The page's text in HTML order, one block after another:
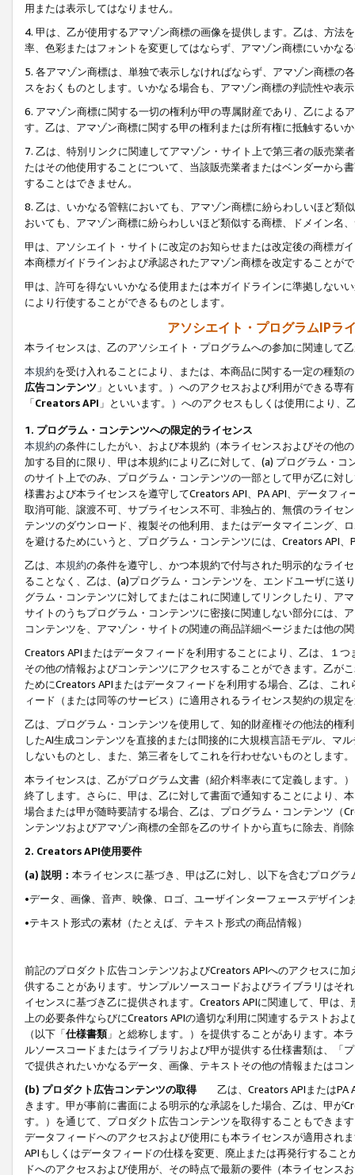
用または表示してはなりません。
4. 甲は、乙が使用するアマゾン商標の画像を提供します。乙は、方
率、色彩またはフォントを変更してはならず、アマゾン商標にいかな
5. 各アマゾン商標は、単独で表示しなければならず、アマゾン商標
スをおくものとします。いかなる場合も、アマゾン商標の判読性や表
6. アマゾン商標に関する一切の権利が甲の専属財産であり、乙による
す。乙は、アマゾン商標に関する甲の権利または所有権に抵触するい
7. 乙は、特別リンクに関連してアマゾン・サイト上で第三者の販売
たはその他使用することについて、当該販売業者またはベンダーから
することはできません。
8. 乙は、いかなる管轄においても、アマゾン商標に紛らわしいほど類
おいても、アマゾン商標に紛らわしいほど類似する商標、ドメイン名
甲は、アソシエイト・サイトに改定のお知らせまたは改定後の商標ガ
本商標ガイドラインおよび承認されたアマゾン商標を改定することが
甲は、許可を得ないいかなる使用または本ガイドラインに準拠しない
により行使することができるものとします。
アソシエイト・プログラムIPラ
本ライセンスは、乙のアソシエイト・プログラムへの参加に関連して
本規約を受け入れることにより、または、本商品に関する一定の種類
広告コンテンツ 」といいます。）へのアクセスおよび利用ができる専
「Creators API 」といいます。）へのアクセスもしくは使用により
1. プログラム・コンテンツへの限定的ライセンス
本規約の条件にしたがい、および本規約（本ライセンスおよびその他
加する目的に限り、甲は本規約により乙に対して、(a) プログラム・
のサイト上でのみ、プログラム・コンテンツの一部として甲が乙に対
様書および本ライセンスを遵守してCreators API、PA API、データフ
取消可能、譲渡不可、サブライセンス不可、非独占的、無償のライセ
テンツのダウンロード、複製その他利用、またはデータマイニング、
を避けるためにいうと、プログラム・コンテンツには、Creators API
乙は、 本規約の条件を遵守し、かつ本規約で付与された明示的なライ
ることなく、乙は、(a)プログラム・コンテンツを、エンドユーザに
グラム・コンテンツに対してまたはこれに関連してリンクしたり、ア
サイトのうちプログラム・コンテンツに密接に関連しない部分には、
コンテンツを、アマゾン・サイトの関連の商品詳細ページまたは他の
Creators APIまたはデータフィードを利用することにより、乙は、１
その他の情報およびコンテンツにアクセスすることができます。乙が
ためにCreators APIまたはデータフィードを利用する場合、乙は、こ
ィード（または同等のサービス）に適用されるライセンス契約の規定
乙は、プログラム・コンテンツを使用して、知的財産権その他法的権
したAI生成コンテンツを直接的または間接的に大規模言語モデル、マ
しないものとし、また、第三者をしてこれを行わせないものとします。
本ライセンスは、乙がプログラム文書（紹介料率表にて定義します。
終了します。さらに、甲は、乙に対して書面で通知することにより、
場合または甲が随時要請する場合、乙は、プログラム・コンテンツ（
ンテンツおよびアマゾン商標の全部を乙のサイトから直ちに除去、削
2. Creators API使用要件
(a) 説明： 本ライセンスに基づき、甲は乙に対し、以下を含むプログ
•データ、画像、音声、映像、ロゴ、ユーザインターフェースデザイ
•テキスト形式の素材（たとえば、テキスト形式の商品情報）
前記のプロダクト広告コンテンツおよびCreators APIへのアクセスに
供することがあります。サンプルソースコードおよびライブラリはそ
イセンスに基づき乙に提供されます。Creators APIに関連して、甲は
上の必要条件ならびにCreators APIの適切な利用に関連するテストお
（以下「仕様書類」と総称します。）を提供することがあります。本
ルソースコードまたはライブラリおよび甲が提供する仕様書類は、「
で提供されたいかなるデータ、画像、テキストその他の情報またはコ
(b) プロダクト広告コンテンツの取得
乙は、Creators APIまたはPA
きます。甲が事前に書面による明示的な承認をした場合、乙は、甲が
す。）を通じて、プロダクト広告コンテンツを取得することもできま
データフィードへのアクセスおよび使用にも本ライセンスが適用され
APIもしくはデータフィードの仕様を変更、廃止または再発行するこ
ドへのアクセスおよび使用が、その時点で最新の要件（本ライセン